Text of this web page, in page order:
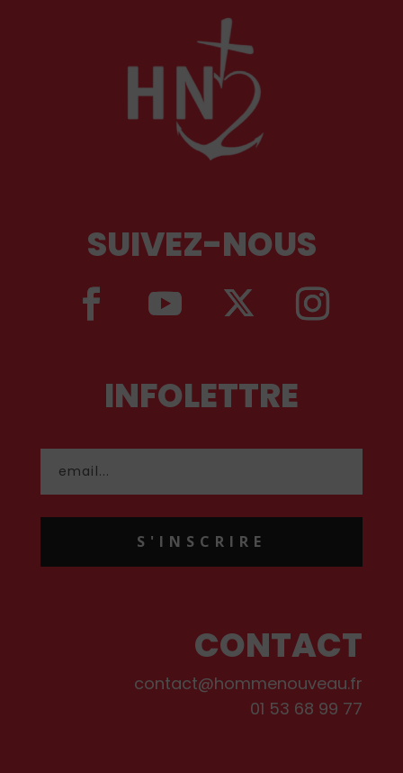
SUIVEZ-NOUS
INFOLETTRE
S'INSCRIRE
CONTACT
contact@hommenouveau.fr
01 53 68 99 77